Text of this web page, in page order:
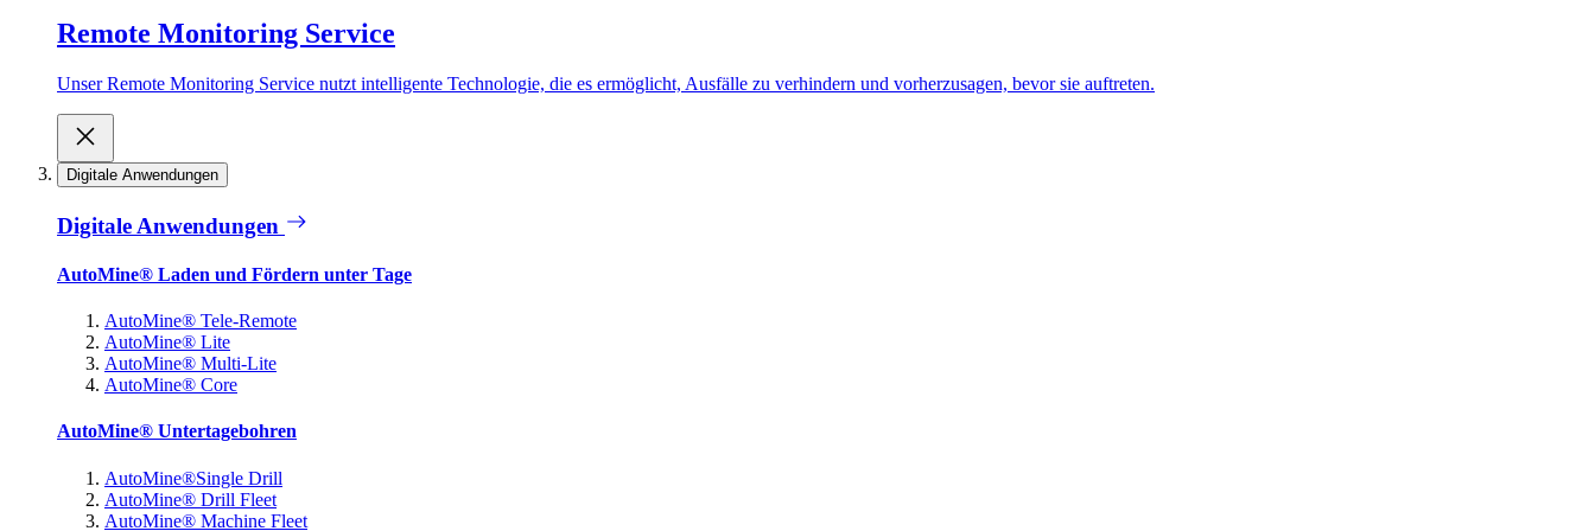
Remote Monitoring Service
Unser Remote Monitoring Service nutzt intelligente Technologie, die es ermöglicht, Ausfälle zu verhindern und vorherzusagen, bevor sie auftreten.
Digitale Anwendungen
Digitale Anwendungen
AutoMine® Laden und Fördern unter Tage
AutoMine® Tele-Remote
AutoMine® Lite
AutoMine® Multi-Lite
AutoMine® Core
AutoMine® Untertagebohren
AutoMine®Single Drill
AutoMine® Drill Fleet
AutoMine® Machine Fleet